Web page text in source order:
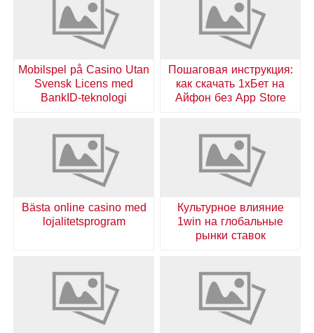
Пошаговая инструкция:
как скачать 1хБет на
Айфон без App Store
Mobilspel på Casino Utan
Svensk Licens med
BankID-teknologi
Культурное влияние
1win на глобальные
рынки ставок
Bästa online casino med
lojalitetsprogram